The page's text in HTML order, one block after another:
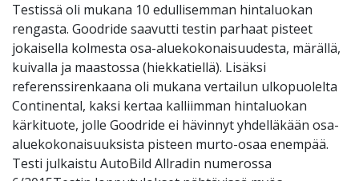
Testissä oli mukana 10 edullisemman hintaluokan
rengasta. Goodride saavutti testin parhaat pisteet
jokaisella kolmesta osa-aluekokonaisuudesta, märällä,
kuivalla ja maastossa (hiekkatiellä). Lisäksi
referenssirenkaana oli mukana vertailun ulkopuolelta
Continental, kaksi kertaa kalliimman hintaluokan
kärkituote, jolle Goodride ei hävinnyt yhdelläkään osa-
aluekokonaisuuksista pisteen murto-osaa enempää.
Testi julkaistu AutoBild Allradin numerossa